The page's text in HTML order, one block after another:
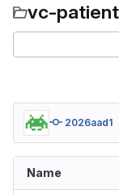
vc-patient
2026aad1
Name